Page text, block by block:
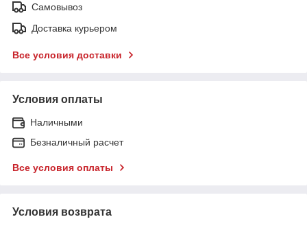
Самовывоз
Доставка курьером
Все условия доставки
Условия оплаты
Наличными
Безналичный расчет
Все условия оплаты
Условия возврата